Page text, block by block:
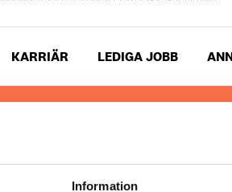
Information
KARRIÄR LEDIGA JOBB
mest uppdaterade nyheter och
i sin tryckta form är ett